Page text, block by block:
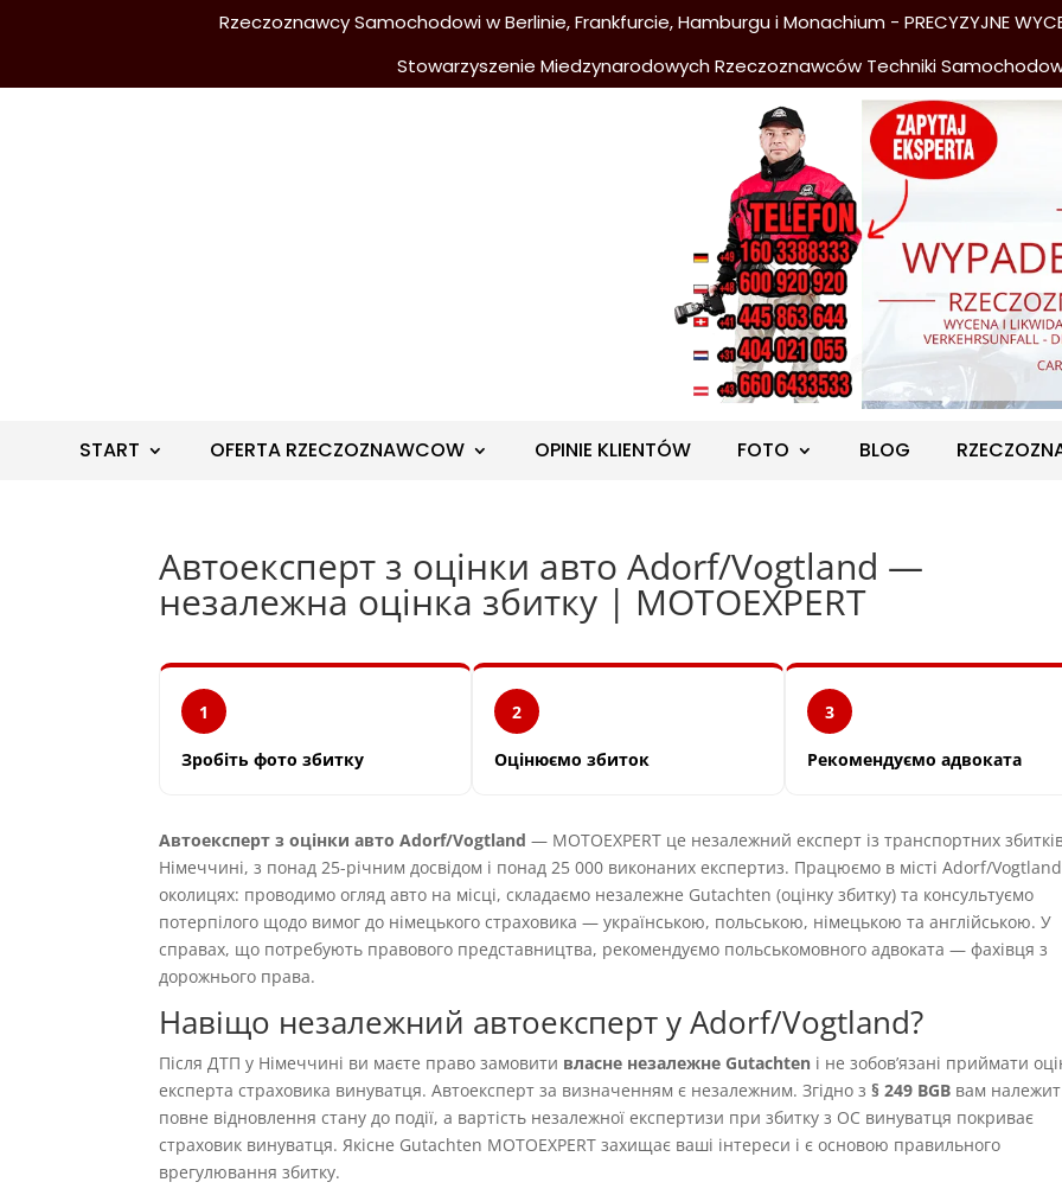
Rzeczoznawcy Samochodowi w Berlinie, Frankfurcie, Hamburgu i Monachium - PRECYZYJNE
Stowarzyszenie Miedzynarodowych Rzeczoznawców Techniki
START OFERTA RZECZOZNAWCOW OPINIE KLIENTÓW FOTO BLOG
Автоексперт з оцінки авто Adorf/Vogtland —
незалежна оцінка збитку | MOTOEXPERT
1
Зробіть фото збитку
2
Оцінюємо збиток
3
Рекомендуємо адвоката
Автоексперт з оцінки авто Adorf/Vogtland — MOTOEXPERT це незалежний експерт із транспортних
Німеччині, з понад 25-річним досвідом і понад 25 000 виконаних експертиз. Працюємо в місті Adorf/
околицях: проводимо огляд авто на місці, складаємо незалежне Gutachten (оцінку збитку) та консультуємо
потерпілого щодо вимог до німецького страховика — українською, польською, німецькою та англійською. У
справах, що потребують правового представництва, рекомендуємо польськомовного адвоката — фахівця з
дорожнього права.
Навіщо незалежний автоексперт у Adorf/Vogtland?
Після ДТП у Німеччині ви маєте право замовити власне незалежне Gutachten і не зобовʼязані приймати
експерта страховика винуватця. Автоексперт за визначенням є незалежним. Згідно з§ 249 BGB вам
повне відновлення стану до події, а вартість незалежної експертизи при збитку з OC винуватця покриває
страховик винуватця. Якісне Gutachten MOTOEXPERT захищає ваші інтереси і є основою правильного
врегулювання збитку.